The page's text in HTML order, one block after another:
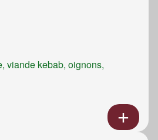
viande kebab, oignons,